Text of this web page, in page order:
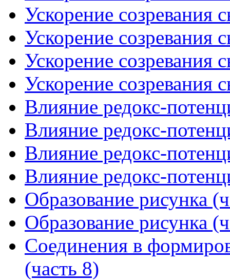
Ускорение созревания
Ускорение созревания
Ускорение созревания
Ускорение созревания
Влияние редокс-
Влияние редокс-
Влияние редокс-
Влияние редокс-
Образование рисунка
Образование рисунка
Соединения в
(часть 8)